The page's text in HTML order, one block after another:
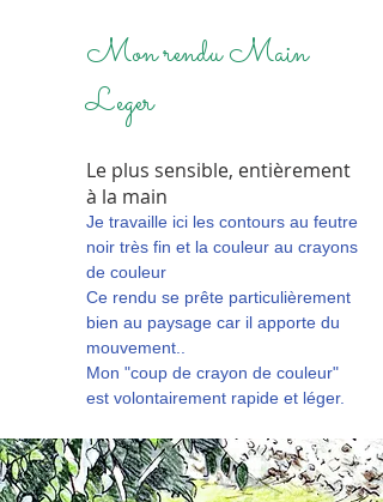
Mon rendu Main
Leger
Le plus sensible, entièrement
à la main
Je travaille ici les contours au feutre
noir très fin et la couleur au crayons
de couleur
Ce rendu se prête particulièrement
bien au paysage car il apporte du
mouvement..
Mon "coup de crayon de couleur"
est volontairement rapide et léger.